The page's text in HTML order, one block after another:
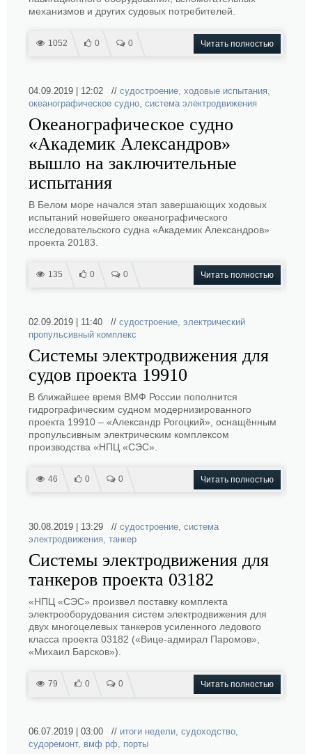
механизмов и других судовых потребителей.
1052 0 0 Читать полностью
04.09.2019 | 12:02 // судостроение, ходовые испытания,
океанографическое судно, система электродвижения
Океанографическое судно
«Академик Александров»
вышло на заключительные
испытания
В Белом море начался этап завершающих ходовых
испытаний новейшего океанографического
исследовательского судна «Академик Александров»
проекта 20183.
135 0 0 Читать полностью
02.09.2019 | 11:40 // судостроение, электрический
пропульсивный комплекс
Системы электродвижения для
судов проекта 19910
В ближайшее время ВМФ России пополнится
гидрографическим судном модернизированного
проекта 19910 – «Александр Рогоцкий», оснащённым
пропульсивным электрическим комплексом
производства «НПЦ «СЭС».
46 0 0 Читать полностью
30.08.2019 | 13:29 // судостроение, система
электродвижения, танкер
Системы электродвижения для
танкеров проекта 03182
«НПЦ «СЭС» произвел поставку комплекта
электрооборудования систем электродвижения для
двух многоцелевых танкеров усиленного ледового
класса проекта 03182 («Вице-адмирал Паромов»,
«Михаил Барсков»).
79 0 0 Читать полностью
06.07.2019 | 03:00 // итоги недели, судоходство,
судоремонт, вмф рф, порты